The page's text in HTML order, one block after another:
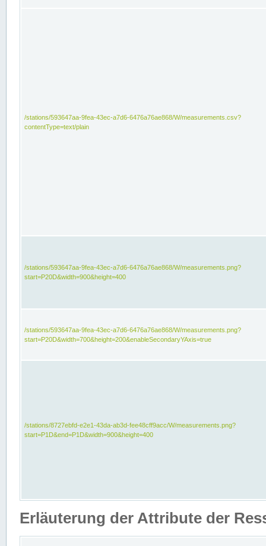
/stations/593647aa-9fea-43ec-a7d6-6476a76ae868/W/measurements.csv?
contentType=text/plain
/stations/593647aa-9fea-43ec-a7d6-6476a76ae868/W/measurements.png?
start=P20D&width=900&height=400
/stations/593647aa-9fea-43ec-a7d6-6476a76ae868/W/measurements.png?
start=P20D&width=700&height=200&enableSecondaryYAxis=true
/stations/8727ebfd-e2e1-43da-ab3d-fee48cff9acc/W/measurements.png?
start=P1D&end=P1D&width=900&height=400
Erläuterung der Attribute der